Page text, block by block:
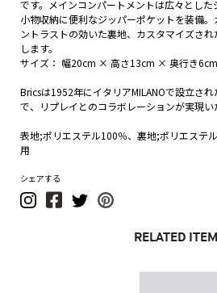
です。メインコンパートメントは広々とし
小物収納に便利なジッパーポケットを装備
ントラストの効いた裏地、カスタマイズさ
します。
サイズ： 幅20cm × 高さ13cm × 奥行き6cm
Bricsは1952年にイタリアMILANOで設立さ
で、リプレイとのコラボレーションが実現い
表地;ポリエステル100％、裏地;ポリエステ
用
シェアする
RELATED